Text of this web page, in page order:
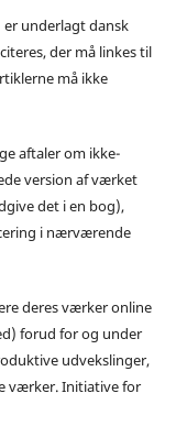
er underlagt dansk
der må linkes til
må ikke
aftaler om ikke-
version af værket
det i en bog),
i nærværende
deres værker online
forud for og under
udvekslinger,
værker. Initiative for